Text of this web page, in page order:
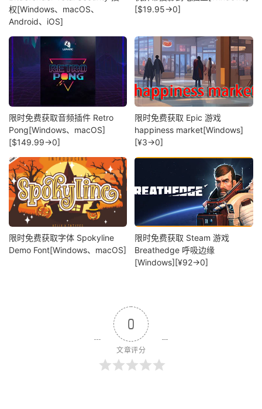
权[Windows、macOS、
Android、iOS]
[$19.95→0]
限时免费获取音频插件 Retro
Pong[Windows、macOS]
[$149.99→0]
限时免费获取 Epic 游戏
happiness market[Windows]
[¥3→0]
限时免费获取字体 Spokyline
Demo Font[Windows、macOS]
限时免费获取 Steam 游戏
Breathedge 呼吸边缘
[Windows][¥92→0]
0
文章评分